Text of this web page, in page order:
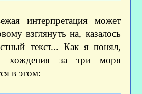
интерпретация может
взглянуть на, казалось
текст... Как я понял,
хождения за три моря
в этом: